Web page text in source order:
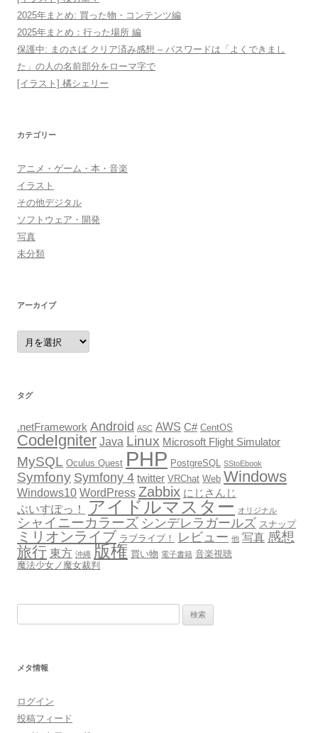
2025年まとめ: 買った物・コンテンツ編
2025年まとめ：行った場所 編
保護中: まのさば クリア済み感想 – パスワードは「よくできまし
た」の人の名前部分をローマ字で
[イラスト] 橘シェリー
カテゴリー
アニメ・ゲーム・本・音楽
イラスト
その他デジタル
ソフトウェア・開発
写真
未分類
アーカイブ
ア
ー
カ
タグ
.netFramework Android ASC AWS C# CentOS
CodeIgniter Java Linux Microsoft Flight Simulator
MySQL Oculus Quest PHP PostgreSQL SStoEbook
Symfony Symfony 4 twitter VRChat Web Windows
Windows10 WordPress Zabbix にじさんじ
ぶいすぽっ！ アイドルマスター オリジナル
シャイニーカラーズ シンデレラガールズ スナップ
ミリオンライブ ラブライブ！ レビュー 他 写真 感想
旅行 東方 沖縄 版権 買い物 電子書籍 音楽視聴
魔法少女ノ魔女裁判
メタ情報
ログイン
投稿フィード